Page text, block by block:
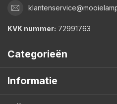
KVK nummer: 72991763
Categorieën
Informatie